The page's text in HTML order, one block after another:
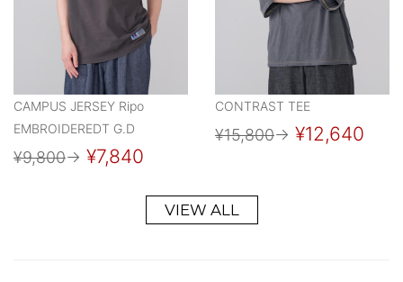
CAMPUS JERSEY Ripo
EMBROIDEREDT G.D
¥9,800→ ¥7,840
CONTRAST TEE
¥15,800→ ¥12,640
VIEW ALL